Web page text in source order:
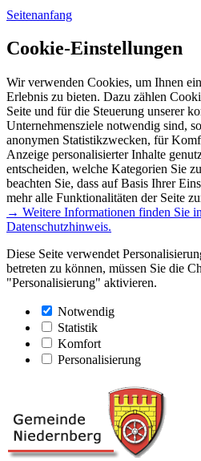
Seitenanfang
Cookie-Einstellungen
Wir verwenden Cookies, um Ihnen
Erlebnis zu bieten. Dazu zählen
Seite und für die Steuerung unserer
Unternehmensziele notwendig sind,
anonymen Statistikzwecken, für
Anzeige personalisierter Inhalte
entscheiden, welche Kategorien Sie
beachten Sie, dass auf Basis Ihrer
mehr alle Funktionalitäten der Seite
→ Weitere Informationen finden Sie
Datenschutzhinweis.
Diese Seite verwendet
betreten zu können, müssen Sie die
"Personalisierung" aktivieren.
Notwendig
Statistik
Komfort
Personalisierung